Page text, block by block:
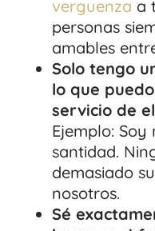
verguenza a
personas
amables
Solo tengo
lo que
servicio de
Ejemplo:
santidad.
demasiado
nosotros.
Sé